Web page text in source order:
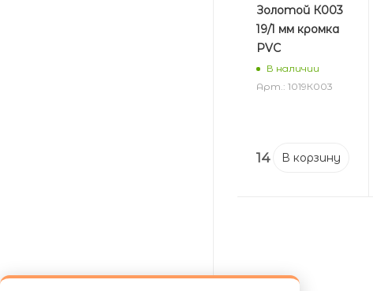
Золотой К003
19/1 мм кромка
PVC
В наличии
Арт.: 1019К003
14 ₽В корзину